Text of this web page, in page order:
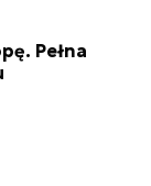
Pełna